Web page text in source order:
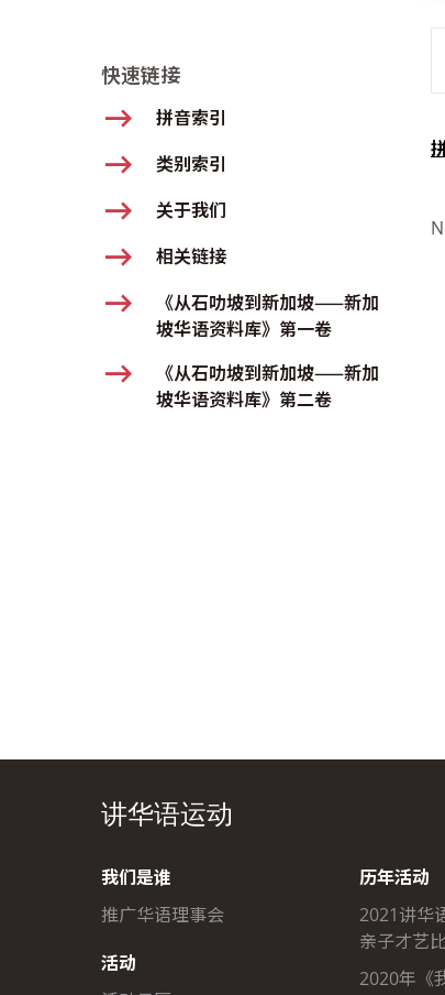
快速链接
拼音索引
类别索引
关于我们
相关链接
《从石叻坡到新加坡——新加
坡华语资料库》第一卷
《从石叻坡到新加坡——新加
坡华语资料库》第二卷
讲华语运动
我们是谁
推广华语理事会
活动
历年活动
2021讲华
亲子才艺
2020年《